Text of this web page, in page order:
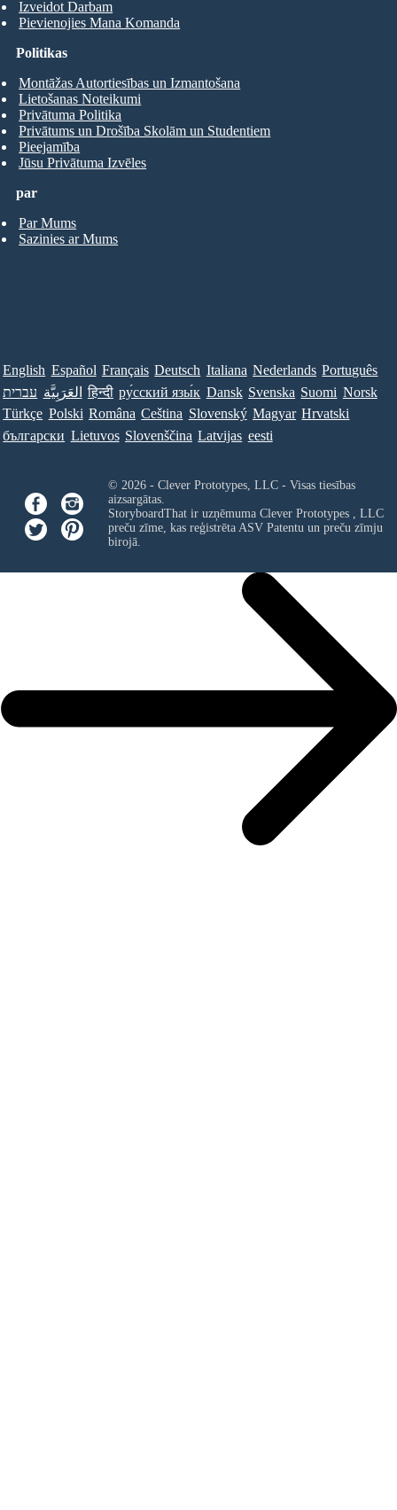
Izveidot Darbam
Pievienojies Mana Komanda
par
Par Mums
Sazinies ar Mums
Politikas
Montāžas Autortiesības un Izmantošana
Lietošanas Noteikumi
Privātuma Politika
Privātums un Drošība Skolām un Studentiem
Pieejamība
Jūsu Privātuma Izvēles
English Español Français Deutsch Italiana Nederlands Português
עברית العَرَبِيَّة हिन्दी ру́сский язы́к Dansk Svenska Suomi Norsk
Türkçe Polski Româna Ceština Slovenský Magyar Hrvatski
български Lietuvos Slovenščina Latvijas eesti
© 2026 - Clever Prototypes, LLC - Visas tiesības
aizsargātas.
StoryboardThat ir uzņēmuma Clever Prototypes , LLC
preču zīme, kas reģistrēta ASV Patentu un preču zīmju
birojā.